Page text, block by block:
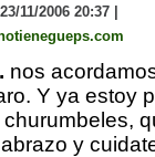
11/2006 20:37 |
nos
Y ya estoy
y